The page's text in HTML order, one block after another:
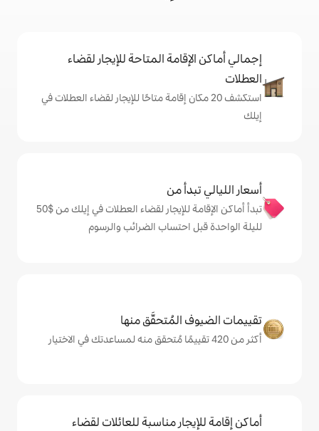
المتاحة للإيجار لقضاء
20 مكان إقامة متاحًا للإيجار لقضاء العطلات في
تبدأ أماكن الإقامة للإيجار لقضاء العطلات في إيلك من $‏50
احتساب الضرائب والرسوم
المُتحقَّق منها
مناسبة للعائلات لقضاء